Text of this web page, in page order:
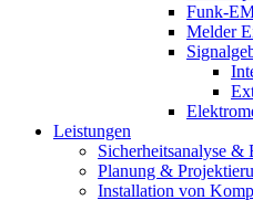
Funk-
Melder
Leistungen
Sicherheitsanalyse &
Planung &
Installation von